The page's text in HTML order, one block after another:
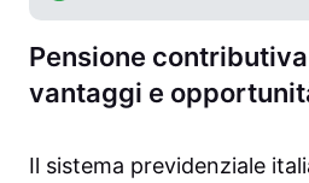
Pensione
vantaggi e
Il sistema previdenziale